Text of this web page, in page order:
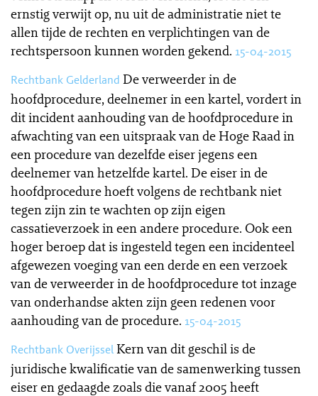
ernstig verwijt op, nu uit de administratie niet te
allen tijde de rechten en verplichtingen van de
rechtspersoon kunnen worden gekend. 15-04-2015
Rechtbank Gelderland De verweerder in de
hoofdprocedure, deelnemer in een kartel, vordert in
dit incident aanhouding van de hoofdprocedure in
afwachting van een uitspraak van de Hoge Raad in
een procedure van dezelfde eiser jegens een
deelnemer van hetzelfde kartel. De eiser in de
hoofdprocedure hoeft volgens de rechtbank niet
tegen zijn zin te wachten op zijn eigen
cassatieverzoek in een andere procedure. Ook een
hoger beroep dat is ingesteld tegen een incidenteel
afgewezen voeging van een derde en een verzoek
van de verweerder in de hoofdprocedure tot inzage
van onderhandse akten zijn geen redenen voor
aanhouding van de procedure. 15-04-2015
Rechtbank OverijsselKern van dit geschil is de
juridische kwalificatie van de samenwerking tussen
eiser en gedaagde zoals die vanaf 2005 heeft